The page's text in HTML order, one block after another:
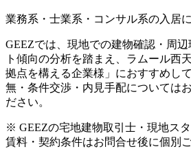
業務系・士業系・コンサル系の入居
GEEZでは、現地での建物確認・周
ト傾向の分析を踏まえ、ラムール西
拠点を構える企業様」におすすめし
無・条件交渉・内見手配については
ださい。
※ GEEZの宅地建物取引士・現地スタ
賃料・契約条件はお問合せ後に個別